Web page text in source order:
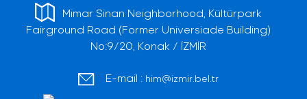
Mimar Sinan Neighborhood, Kültürpark
Fairground Road (Former Universiade Building)
No:9/20, Konak / İZMİR
E-mail : him@izmir.bel.tr